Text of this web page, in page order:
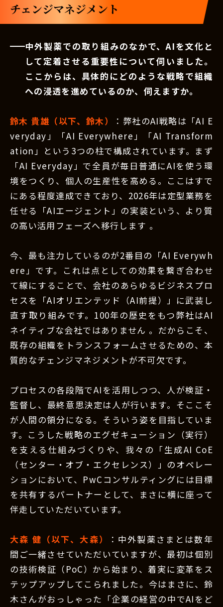
チェンジマネジメント
中外製薬での取り組みのなかで、AIを文化と
して定着させる重要性について伺いました。
ここからは、具体的にどのような戦略で組織
への浸透を進めているのか、伺えますか。
鈴木 貴雄（以下、鈴木）
：弊社のAI戦略は「AI E
veryday」「AI Everywhere」「AI Transform
ation」という3つの柱で構成されています。まず
「AI Everyday」で全員が毎日普通にAIを使う環
境をつくり、個人の生産性を高める。ここはすで
にある程度達成できており、2026年は定型業務を
任せる「AIエージェント」の実装という、より質
の高い活用フェーズへ移行します 。
今、最も注力しているのが2番目の「AI Everywh
ere」です。これは点としての効果を繋ぎ合わせ
て線にすることで、会社のあらゆるビジネスプロ
セスを「AIオリエンテッド（AI前提）」に武装し
直す取り組みです。100年の歴史をもつ弊社はAI
ネイティブな会社ではありません 。だからこそ、
既存の組織をトランスフォームさせるための、本
質的なチェンジマネジメントが不可欠です。
プロセスの各段階でAIを活用しつつ、人が検証・
監督し、最終意思決定は人が行います。そここそ
が人間の領分になる。そういう姿を目指していま
す。こうした戦略のエグゼキューション（実行）
を支える仕組みづくりや、我々の「生成AI CoE
（センター・オブ・エクセレンス）」のオペレー
ションにおいて、PwCコンサルティングには目標
を共有するパートナーとして、まさに横に座って
伴走していただいています。
大森 健（以下、大森）
：中外製薬さまとは数年
間ご一緒させていただいていますが、最初は個別
の技術検証（PoC）から始まり、着実に変革をス
テップアップしてこられました。今はまさに、鈴
木さんがおっしゃった「企業の経営の中でAIをど